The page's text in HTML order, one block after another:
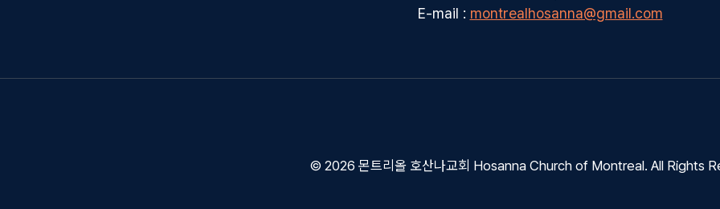
E-mail : montrealhosanna@gmail.com
© 2026 몬트리올 호산나교회 Hosanna Church of Montreal. All Rights